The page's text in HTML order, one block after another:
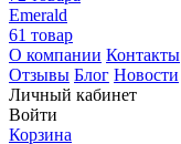
Emerald
61 товар
О компании Контакты
Отзывы Блог Новости
Личный кабинет
Войти
Корзина